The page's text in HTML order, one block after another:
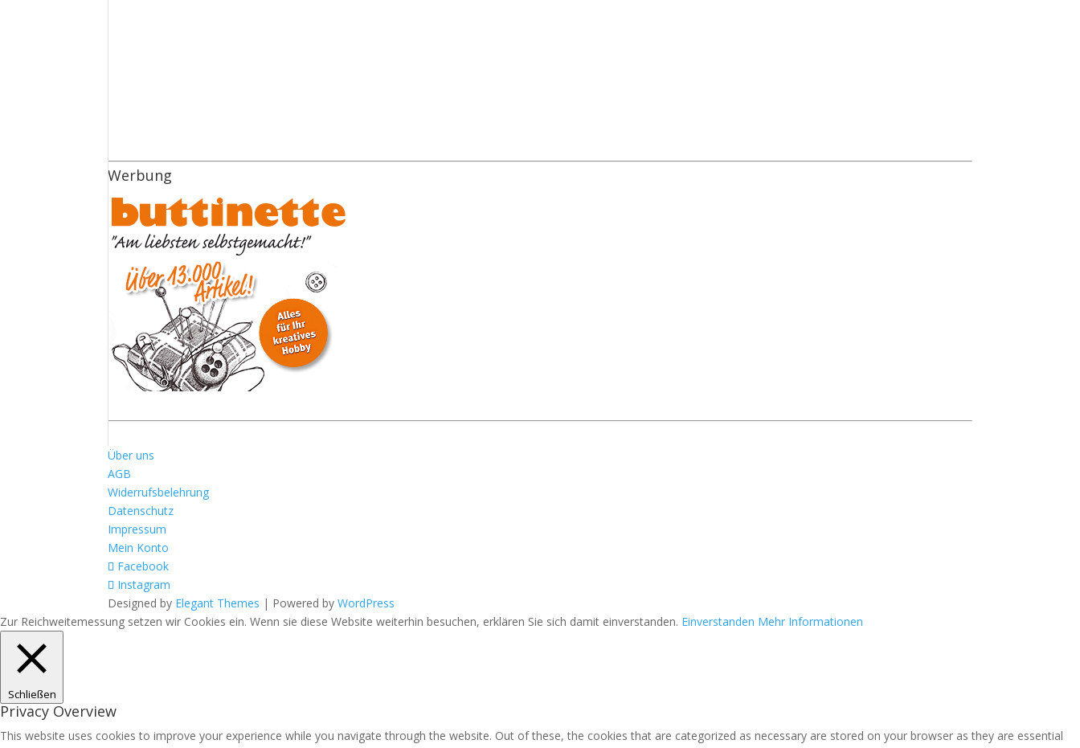
Werbung
Über uns
AGB
Widerrufsbelehrung
Datenschutz
Impressum
Mein Konto
Facebook
Instagram
Designed by Elegant Themes | Powered byWordPress
Zur Reichweitemessung setzen wir Cookies ein. Wenn sie diese Website weiterhin besuchen, erklären Sie sich damit einverstanden. Einverstanden Mehr Informationen
Schließen
Privacy Overview
This website uses cookies to improve your experience while you navigate through the website. Out of these, the cookies that are categorized as necessary are stored on your browser as they are essential